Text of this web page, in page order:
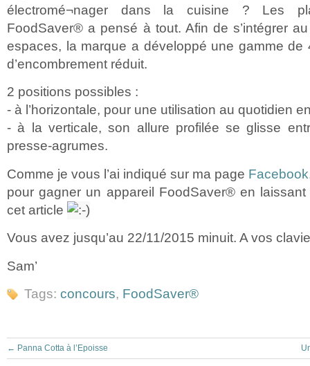
électromé¬nager dans la cuisine ? Les
FoodSaver® a pensé à tout. Afin de s’intégrer
espaces, la marque a développé une gamme de
d’encombrement réduit.
2 positions possibles :
- à l’horizontale, pour une utilisation au quotidien
- à la verticale, son allure profilée se glisse
presse-agrumes.
Comme je vous l’ai indiqué sur ma page Facebook
pour gagner un appareil FoodSaver® en
cet article
Vous avez jusqu’au 22/11/2015 minuit. A vos
Sam’
Tags: concours, FoodSaver®
← Panna Cotta à l’Epoisse